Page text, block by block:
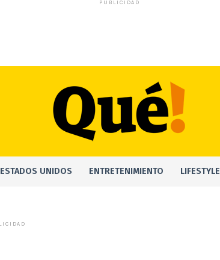
PUBLICIDAD
ESTADOS UNIDOS ENTRETENIMIENTO LIFESTYLE